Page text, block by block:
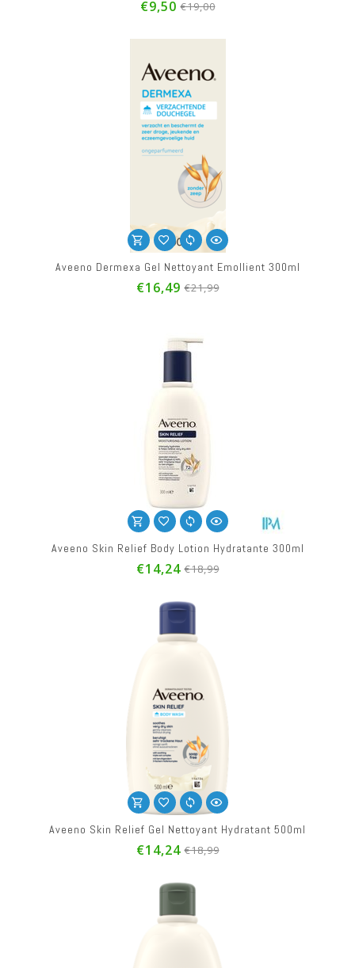
€9,50 €19,00
Aveeno Dermexa Gel Nettoyant Emollient 300ml
€16,49 €21,99
Aveeno Skin Relief Body Lotion Hydratante 300ml
€14,24 €18,99
Aveeno Skin Relief Gel Nettoyant Hydratant 500ml
€14,24 €18,99